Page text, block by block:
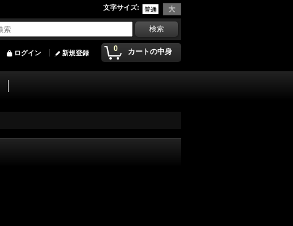
文字サイズ:
0 カートの中身
ログイン 新規登録